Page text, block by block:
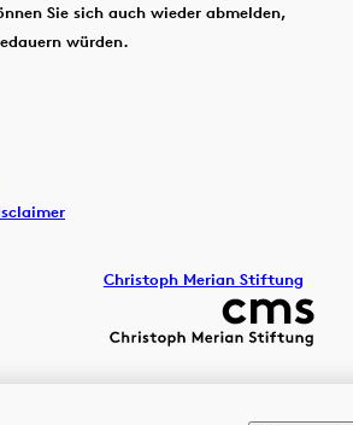
Sie sich auch wieder abmelden,
würden.
Christoph Merian Stiftung